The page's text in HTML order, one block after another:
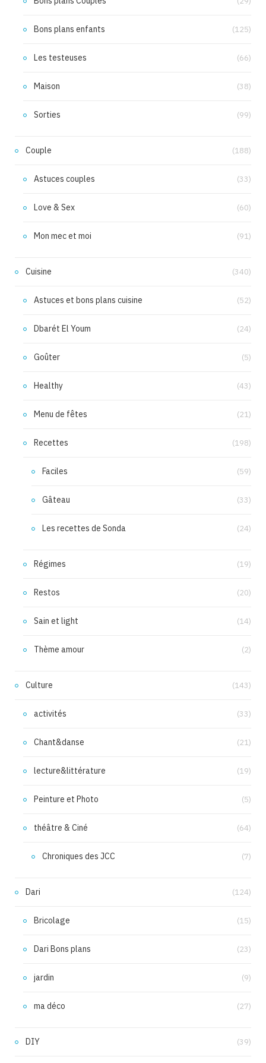
Bons plans enfants (125)
Les testeuses (66)
Maison (38)
Sorties (99)
Couple (188)
Astuces couples (33)
Love & Sex (60)
Mon mec et moi (91)
Cuisine (340)
Astuces et bons plans cuisine (52)
Dbarét El Youm (24)
Goûter (5)
Healthy (43)
Menu de fêtes (21)
Recettes (198)
Faciles (59)
Gâteau (33)
Les recettes de Sonda (24)
Régimes (19)
Restos (20)
Sain et light (14)
Thème amour (2)
Culture (143)
activités (33)
Chant&danse (21)
lecture&littérature (19)
Peinture et Photo (5)
théâtre & Ciné (64)
Chroniques des JCC (7)
Dari (124)
Bricolage (15)
Dari Bons plans (23)
jardin (9)
ma déco (27)
DIY (39)